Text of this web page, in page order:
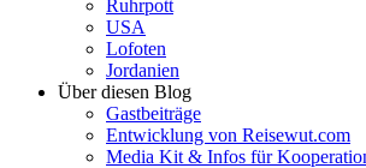
Ruhrpott
USA
Lofoten
Jordanien
Über diesen Blog
Gastbeiträge
Entwicklung von Reisewut.com
Media Kit & Infos für